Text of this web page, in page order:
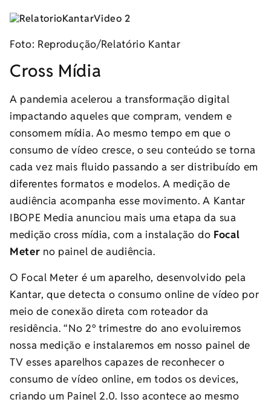
Foto: Reprodução/Relatório Kantar
Cross Mídia
A pandemia acelerou a transformação digital
impactando aqueles que compram, vendem e
consomem mídia. Ao mesmo tempo em que o
consumo de vídeo cresce, o seu conteúdo se torna
cada vez mais fluido passando a ser distribuído em
diferentes formatos e modelos. A medição de
audiência acompanha esse movimento. A Kantar
IBOPE Media anunciou mais uma etapa da sua
medição cross mídia, com a instalação do Focal
Meter no painel de audiência.
O Focal Meter é um aparelho, desenvolvido pela
Kantar, que detecta o consumo online de vídeo por
meio de conexão direta com roteador da
residência. “No 2º trimestre do ano evoluiremos
nossa medição e instalaremos em nosso painel de
TV esses aparelhos capazes de reconhecer o
consumo de vídeo online, em todos os devices,
criando um Painel 2.0. Isso acontece ao mesmo